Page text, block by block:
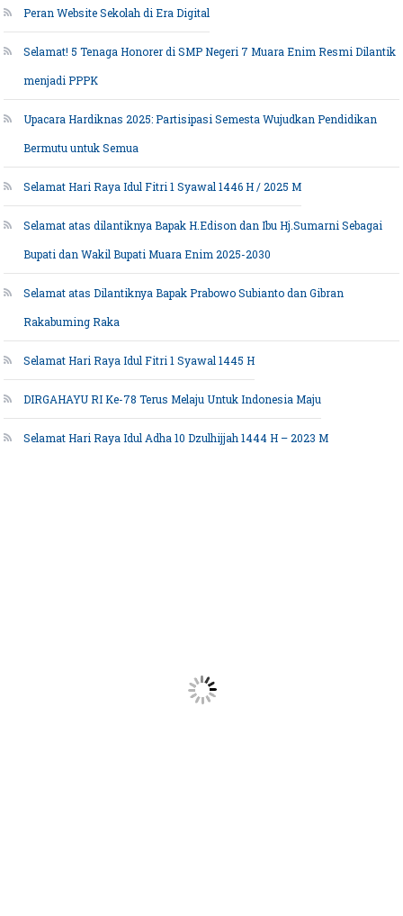
Peran Website Sekolah di Era Digital
Selamat! 5 Tenaga Honorer di SMP Negeri 7 Muara Enim Resmi Dilantik
menjadi PPPK
Upacara Hardiknas 2025: Partisipasi Semesta Wujudkan Pendidikan
Bermutu untuk Semua
Selamat Hari Raya Idul Fitri 1 Syawal 1446 H / 2025 M
Selamat atas dilantiknya Bapak H.Edison dan Ibu Hj.Sumarni Sebagai
Bupati dan Wakil Bupati Muara Enim 2025-2030
Selamat atas Dilantiknya Bapak Prabowo Subianto dan Gibran
Rakabuming Raka
Selamat Hari Raya Idul Fitri 1 Syawal 1445 H
DIRGAHAYU RI Ke-78 Terus Melaju Untuk Indonesia Maju
Selamat Hari Raya Idul Adha 10 Dzulhijjah 1444 H – 2023 M